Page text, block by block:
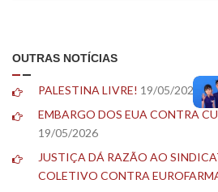
OUTRAS NOTÍCIAS
PALESTINA LIVRE! 19/05/2026
EMBARGO DOS EUA CONTRA
19/05/2026
JUSTIÇA DÁ RAZÃO AO
COLETIVO CONTRA